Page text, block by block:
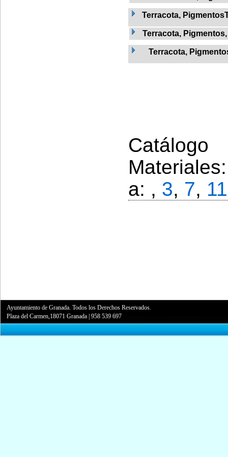
Terracota,
Terracota,
Terracota,
a: , 3, 7, 11
Ayuntamiento de Granada. Todos los Derechos Reservados.
Plaza del Carmen,18071 Granada |958 539 697